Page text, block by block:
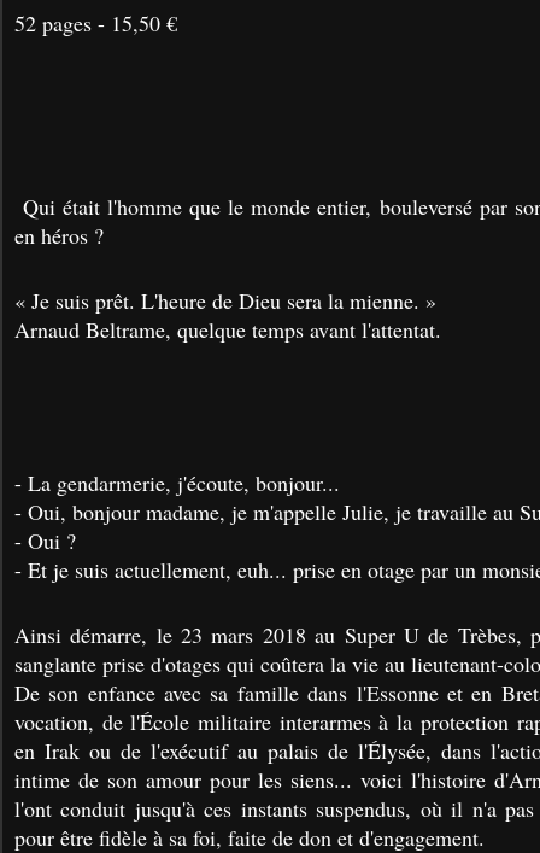
52 pages - 15,50 €
Qui était l'homme que le monde entier, bouleversé par
en héros ?
« Je suis prêt. L'heure de Dieu sera la mienne. »
Arnaud Beltrame, quelque temps avant l'attentat.
- La gendarmerie, j'écoute, bonjour...
- Oui, bonjour madame, je m'appelle Julie, je travaille au
- Oui ?
- Et je suis actuellement, euh... prise en otage par un
Ainsi démarre, le 23 mars 2018 au Super U de Trèbes,
sanglante prise d'otages qui coûtera la vie au lieutenant-
De son enfance avec sa famille dans l'Essonne et en
vocation, de l'École militaire interarmes à la protection
en Irak ou de l'exécutif au palais de l'Élysée, dans
intime de son amour pour les siens... voici l'histoire
l'ont conduit jusqu'à ces instants suspendus, où il n'a
pour être fidèle à sa foi, faite de don et d'engagement.